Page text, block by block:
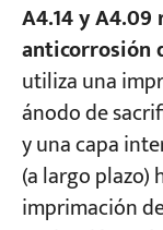
A4.14 y
anticorrosión
utiliza una
ánodo de
y una capa
(a largo plazo)
imprimación